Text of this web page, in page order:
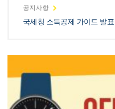
공지사항
국세청 소득공제 가이드 발표